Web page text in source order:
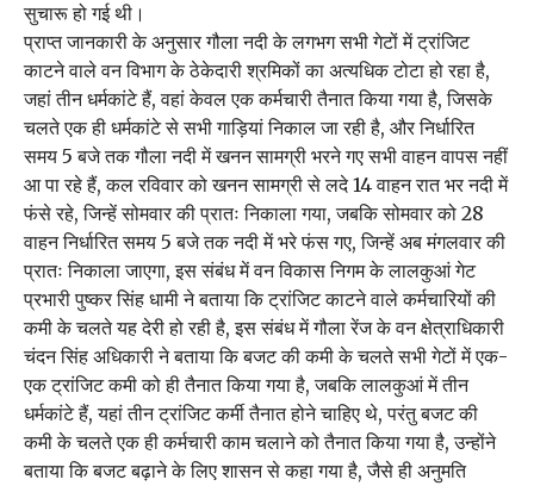
सुचारू हो गई थी।
प्राप्त जानकारी के अनुसार गौला नदी के लगभग सभी गेटों में ट्रांजिट
काटने वाले वन विभाग के ठेकेदारी श्रमिकों का अत्यधिक टोटा हो रहा है,
जहां तीन धर्मकांटे हैं, वहां केवल एक कर्मचारी तैनात किया गया है, जिसके
चलते एक ही धर्मकांटे से सभी गाड़ियां निकाल जा रही है, और निर्धारित
समय 5 बजे तक गौला नदी में खनन सामग्री भरने गए सभी वाहन वापस नहीं
आ पा रहे हैं, कल रविवार को खनन सामग्री से लदे 14 वाहन रात भर नदी में
फंसे रहे, जिन्हें सोमवार की प्रातः निकाला गया, जबकि सोमवार को 28
वाहन निर्धारित समय 5 बजे तक नदी में भरे फंस गए, जिन्हें अब मंगलवार की
प्रातः निकाला जाएगा, इस संबंध में वन विकास निगम के लालकुआं गेट
प्रभारी पुष्कर सिंह धामी ने बताया कि ट्रांजिट काटने वाले कर्मचारियों की
कमी के चलते यह देरी हो रही है, इस संबंध में गौला रेंज के वन क्षेत्राधिकारी
चंदन सिंह अधिकारी ने बताया कि बजट की कमी के चलते सभी गेटों में एक-
एक ट्रांजिट कमी को ही तैनात किया गया है, जबकि लालकुआं में तीन
धर्मकांटे हैं, यहां तीन ट्रांजिट कर्मी तैनात होने चाहिए थे, परंतु बजट की
कमी के चलते एक ही कर्मचारी काम चलाने को तैनात किया गया है, उन्होंने
बताया कि बजट बढ़ाने के लिए शासन से कहा गया है, जैसे ही अनुमति